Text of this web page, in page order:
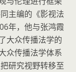
主编的《影视法
年，他与张鸿霞
大众传播法学的
众传播法学体系
研究视野转移至